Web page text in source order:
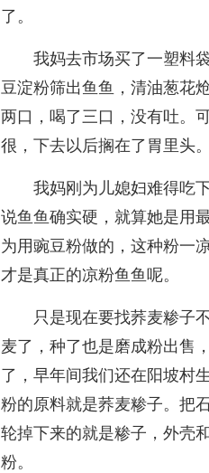
了。
我妈去市场买了一塑料
豆淀粉筛出鱼鱼，清油葱花
两口，喝了三口，没有吐。
很，下去以后搁在了胃里头。
我妈刚为儿媳妇难得吃
说鱼鱼确实硬，就算她是用
为用豌豆粉做的，这种粉一
才是真正的凉粉鱼鱼呢。
只是现在要找荞麦糁子
麦了，种了也是磨成粉出售
了，早年间我们还在阳坡村
粉的原料就是荞麦糁子。把
轮掉下来的就是糁子，外壳
粉。